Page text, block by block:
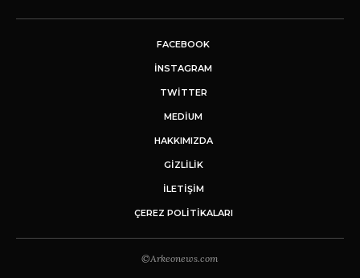
FACEBOOK
INSTAGRAM
TWITTER
MEDIUM
HAKKIMIZDA
GİZLİLİK
İLETIŞIM
ÇEREZ POLITIKALARI
©Arkeonews.com